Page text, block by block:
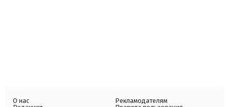
О нас
Рекламодателям